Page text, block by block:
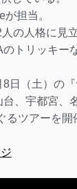
担当。
の人格に見
トリッキー
日（土）の
、宇都宮、
るツアーを開